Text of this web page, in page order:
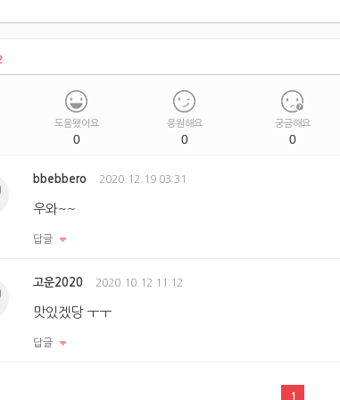
도움됐어요
0
응원해요
0
궁금해요
0
bbebbero 2020.12.19 03:31
우와~~
답글
고운2020 2020.10.12 11:12
맛있겠당 ㅜㅜ
답글
1